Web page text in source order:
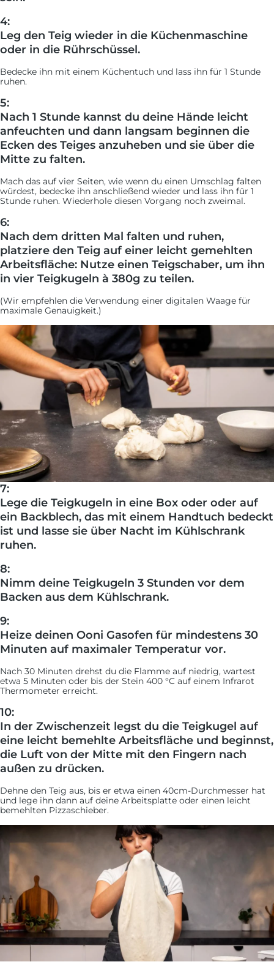
4:
Leg den Teig wieder in die Küchenmaschine
oder in die Rührschüssel.
Bedecke ihn mit einem Küchentuch und lass ihn für 1 Stunde
ruhen.
5:
Nach 1 Stunde kannst du deine Hände leicht
anfeuchten und dann langsam beginnen die
Ecken des Teiges anzuheben und sie über die
Mitte zu falten.
Mach das auf vier Seiten, wie wenn du einen Umschlag falten
würdest, bedecke ihn anschließend wieder und lass ihn für 1
Stunde ruhen. Wiederhole diesen Vorgang noch zweimal.
6:
Nach dem dritten Mal falten und ruhen,
platziere den Teig auf einer leicht gemehlten
Arbeitsfläche: Nutze einen Teigschaber, um ihn
in vier Teigkugeln à 380g zu teilen.
(Wir empfehlen die Verwendung einer digitalen Waage für
maximale Genauigkeit.)
7:
Lege die Teigkugeln in eine Box oder oder auf
ein Backblech, das mit einem Handtuch bedeckt
ist und lasse sie über Nacht im Kühlschrank
ruhen.
8:
Nimm deine Teigkugeln 3 Stunden vor dem
Backen aus dem Kühlschrank.
9:
Heize deinen Ooni Gasofen für mindestens 30
Minuten auf maximaler Temperatur vor.
Nach 30 Minuten drehst du die Flamme auf niedrig, wartest
etwa 5 Minuten oder bis der Stein 400 °C auf einem Infrarot
Thermometer erreicht.
10:
In der Zwischenzeit legst du die Teigkugel auf
eine leicht bemehlte Arbeitsfläche und beginnst,
die Luft von der Mitte mit den Fingern nach
außen zu drücken.
Dehne den Teig aus, bis er etwa einen 40cm-Durchmesser hat
und lege ihn dann auf deine Arbeitsplatte oder einen leicht
bemehlten Pizzaschieber.